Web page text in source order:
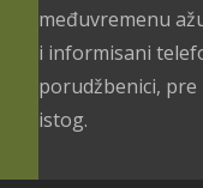
međuvremenu
i informisani
porudžbenici,
istog.